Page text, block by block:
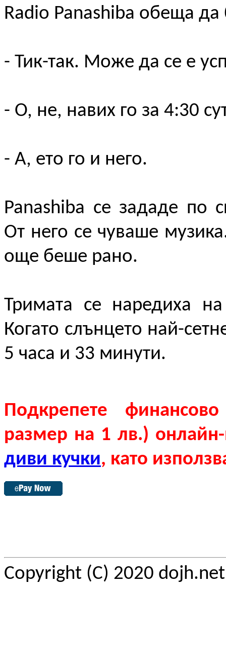
Radio Panashiba обеща да
- Тик-так. Може да се е
- О, не, навих го за 4:30
- А, ето го и него.
Panashiba се зададе по
От него се чуваше
още беше рано.
Тримата се наредиха
Когато слънцето най-
5 часа и 33 минути.
Подкрепете
размер на 1 лв.)
диви кучки, като
Copyright (C) 2020